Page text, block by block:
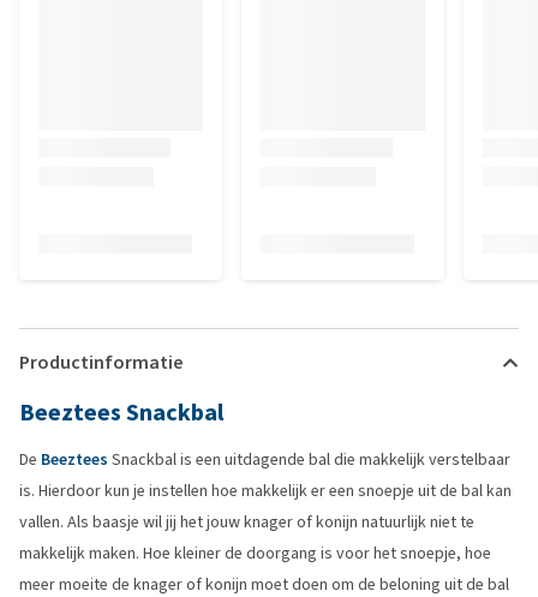
Productinformatie
Beeztees Snackbal
De Beeztees Snackbal is een uitdagende bal die makkelijk verstelbaar
is. Hierdoor kun je instellen hoe makkelijk er een snoepje uit de bal kan
vallen. Als baasje wil jij het jouw knager of konijn natuurlijk niet te
makkelijk maken. Hoe kleiner de doorgang is voor het snoepje, hoe
meer moeite de knager of konijn moet doen om de beloning uit de bal